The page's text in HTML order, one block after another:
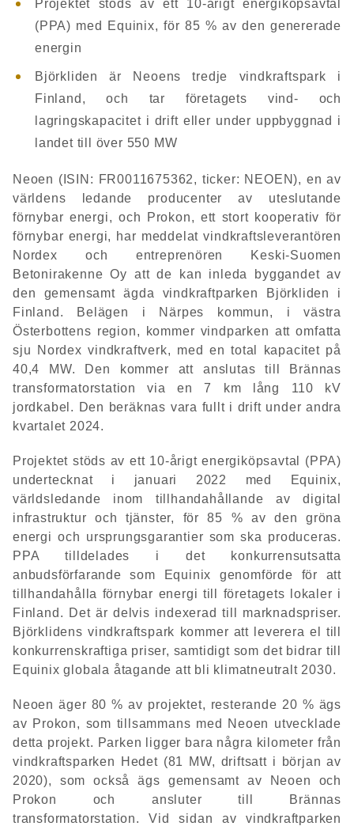
Projektet stöds av ett 10-årigt energiköpsavtal
(PPA) med Equinix, för 85 % av den genererade
energin
Björkliden är Neoens tredje vindkraftspark i
Finland, och tar företagets vind- och
lagringskapacitet i drift eller under uppbyggnad i
landet till över 550 MW
Neoen (ISIN: FR0011675362, ticker: NEOEN), en av
världens ledande producenter av uteslutande
förnybar energi, och Prokon, ett stort kooperativ för
förnybar energi, har meddelat vindkraftsleverantören
Nordex och entreprenören Keski-Suomen
Betonirakenne Oy att de kan inleda byggandet av
den gemensamt ägda vindkraftparken Björkliden i
Finland. Belägen i Närpes kommun, i västra
Österbottens region, kommer vindparken att omfatta
sju Nordex vindkraftverk, med en total kapacitet på
40,4 MW. Den kommer att anslutas till Brännas
transformatorstation via en 7 km lång 110 kV
jordkabel. Den beräknas vara fullt i drift under andra
kvartalet 2024.
Projektet stöds av ett 10-årigt energiköpsavtal (PPA)
undertecknat i januari 2022 med Equinix,
världsledande inom tillhandahållande av digital
infrastruktur och tjänster, för 85 % av den gröna
energi och ursprungsgarantier som ska produceras.
PPA tilldelades i det konkurrensutsatta
anbudsförfarande som Equinix genomförde för att
tillhandahålla förnybar energi till företagets lokaler i
Finland. Det är delvis indexerad till marknadspriser.
Björklidens vindkraftspark kommer att leverera el till
konkurrenskraftiga priser, samtidigt som det bidrar till
Equinix globala åtagande att bli klimatneutralt 2030.
Neoen äger 80 % av projektet, resterande 20 % ägs
av Prokon, som tillsammans med Neoen utvecklade
detta projekt. Parken ligger bara några kilometer från
vindkraftsparken Hedet (81 MW, driftsatt i början av
2020), som också ägs gemensamt av Neoen och
Prokon och ansluter till Brännas
transformatorstation. Vid sidan av vindkraftparken